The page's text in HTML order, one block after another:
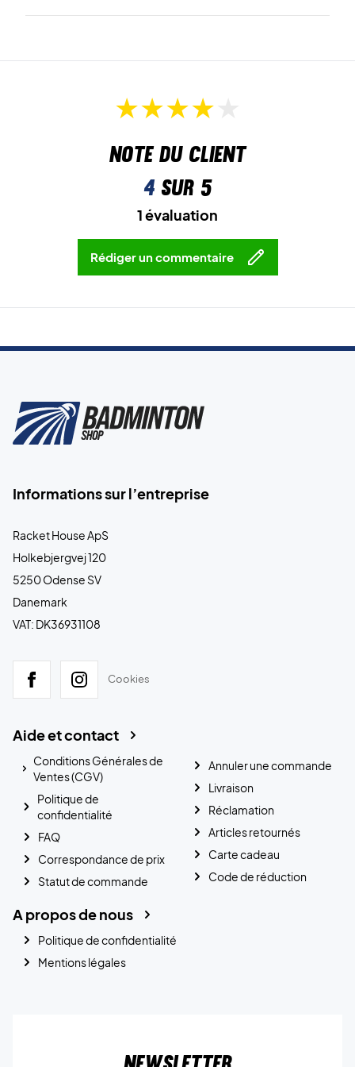
Note du client
4 sur 5
1 évaluation
Rédiger un commentaire
Informations sur l’entreprise
Racket House ApS
Holkebjergvej 120
5250 Odense SV
Danemark
VAT: DK36931108
Cookies
Aide et contact
Conditions Générales de
Ventes (CGV)
Politique de
confidentialité
FAQ
Correspondance de prix
Statut de commande
Annuler une commande
Livraison
Réclamation
Articles retournés
Carte cadeau
Code de réduction
A propos de nous
Politique de confidentialité
Mentions légales